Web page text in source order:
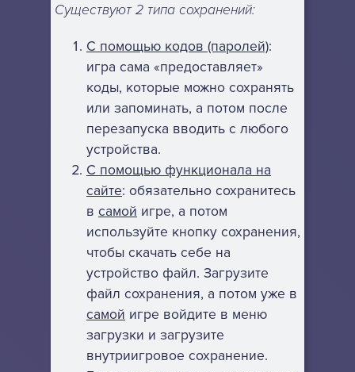
Существуют 2 типа сохранений:
С помощью кодов (паролей):
игра сама «предоставляет»
коды, которые можно сохранять
или запоминать, а потом после
перезапуска вводить с любого
устройства.
С помощью функционала на
сайте: обязательно сохранитесь
в самой игре, а потом
используйте кнопку сохранения,
чтобы скачать себе на
устройство файл. Загрузите
файл сохранения, а потом уже в
самой игре войдите в меню
загрузки и загрузите
внутриигровое сохранение.